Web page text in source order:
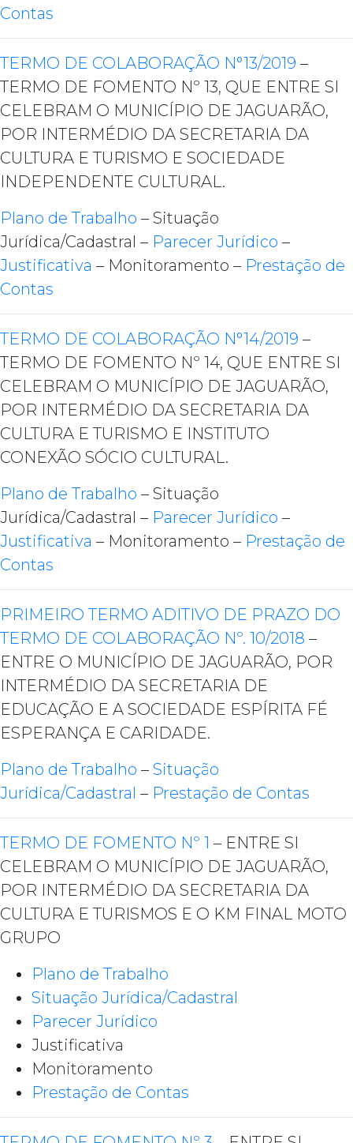
Contas
TERMO DE COLABORAÇÃO N°13/2019 –
TERMO DE FOMENTO Nº 13, QUE ENTRE SI
CELEBRAM O MUNICÍPIO DE JAGUARÃO,
POR INTERMÉDIO DA SECRETARIA DA
CULTURA E TURISMO E SOCIEDADE
INDEPENDENTE CULTURAL.
Plano de Trabalho – Situação
Jurídica/Cadastral – Parecer Jurídico –
Justificativa – Monitoramento – Prestação de
Contas
TERMO DE COLABORAÇÃO N°14/2019 –
TERMO DE FOMENTO Nº 14, QUE ENTRE SI
CELEBRAM O MUNICÍPIO DE JAGUARÃO,
POR INTERMÉDIO DA SECRETARIA DA
CULTURA E TURISMO E INSTITUTO
CONEXÃO SÓCIO CULTURAL.
Plano de Trabalho – Situação
Jurídica/Cadastral – Parecer Jurídico –
Justificativa – Monitoramento – Prestação de
Contas
PRIMEIRO TERMO ADITIVO DE PRAZO DO
TERMO DE COLABORAÇÃO Nº. 10/2018 –
ENTRE O MUNICÍPIO DE JAGUARÃO, POR
INTERMÉDIO DA SECRETARIA DE
EDUCAÇÃO E A SOCIEDADE ESPÍRITA FÉ
ESPERANÇA E CARIDADE.
Plano de Trabalho – Situação
Jurídica/Cadastral – Prestação de Contas
TERMO DE FOMENTO Nº 1 – ENTRE SI
CELEBRAM O MUNICÍPIO DE JAGUARÃO,
POR INTERMÉDIO DA SECRETARIA DA
CULTURA E TURISMOS E O KM FINAL MOTO
GRUPO
Plano de Trabalho
Situação Jurídica/Cadastral
Parecer Jurídico
Justificativa
Monitoramento
Prestação de Contas